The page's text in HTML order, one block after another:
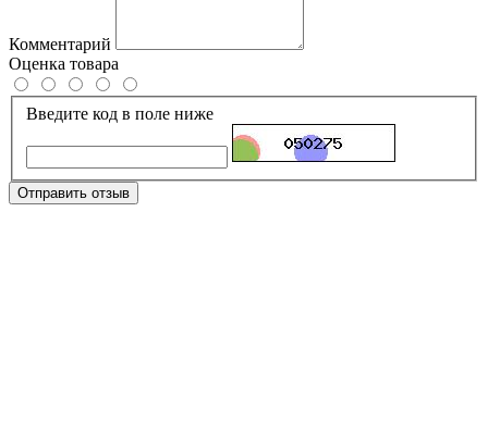
Комментарий
Оценка товара
Введите код в поле ниже
Отправить отзыв